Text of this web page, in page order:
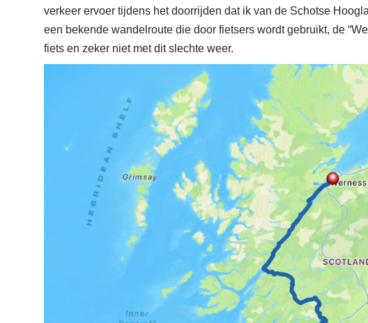
verkeer ervoer tijdens het doorrijden dat ik van de Schotse
een bekende wandelroute die door fietsers wordt gebruikt, de
fiets en zeker niet met dit slechte weer.